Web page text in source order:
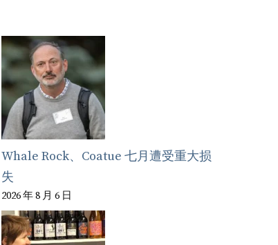
Whale Rock、Coatue 七月遭受重大损
失
2026 年 8 月 6 日